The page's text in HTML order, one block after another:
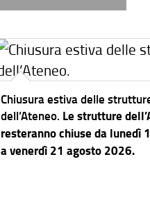
Chiusura estiva delle
dell’Ateneo. Le strutture
resteranno chiuse da lunedì
a venerdì 21 agosto 2026.